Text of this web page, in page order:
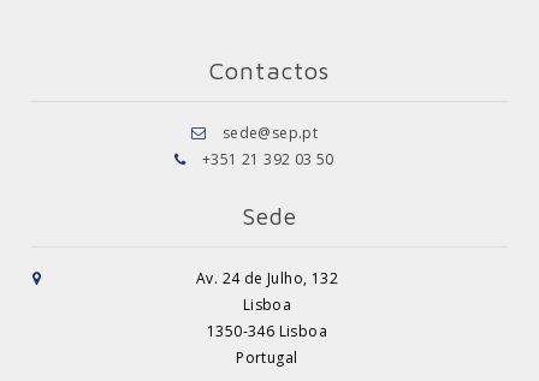
Contactos
sede@sep.pt
+351 21 392 03 50
Sede
Av. 24 de Julho, 132
Lisboa
1350-346 Lisboa
Portugal